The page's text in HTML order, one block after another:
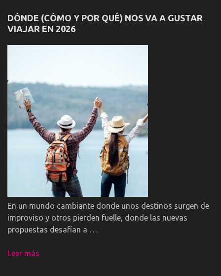
DÓNDE (CÓMO Y POR QUÉ) NOS VA A GUSTAR
VIAJAR EN 2026
En un mundo cambiante donde unos destinos surgen de
improviso y otros pierden fuelle, donde las nuevas
propuestas desafían a …
Leer más